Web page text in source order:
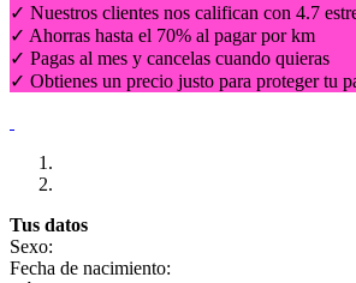
✓ Nuestros clientes nos califican con 4.7
✓ Ahorras hasta el 70% al pagar por km
✓ Pagas al mes y cancelas cuando quieras
✓ Obtienes un precio justo para proteger tu
Tus datos
Sexo:
Fecha de nacimiento: